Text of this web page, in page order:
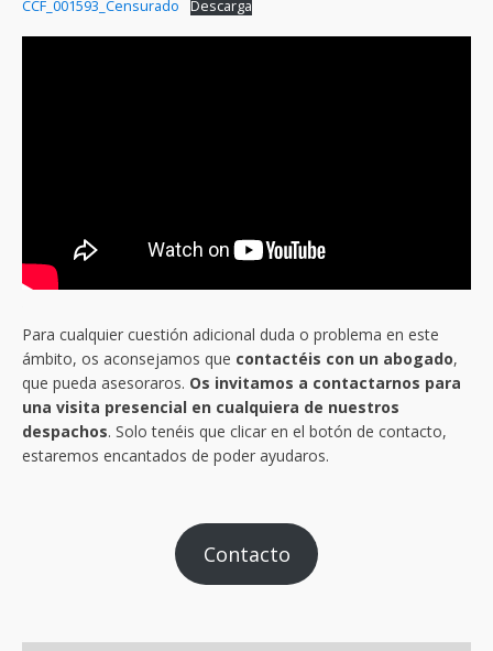
CCF_001593_Censurado Descarga
Para cualquier cuestión adicional duda o problema en este
ámbito, os aconsejamos que contactéis con un abogado,
que pueda asesoraros. Os invitamos a contactarnos para
una visita presencial en cualquiera de nuestros
despachos. Solo tenéis que clicar en el botón de contacto,
estaremos encantados de poder ayudaros.
Contacto